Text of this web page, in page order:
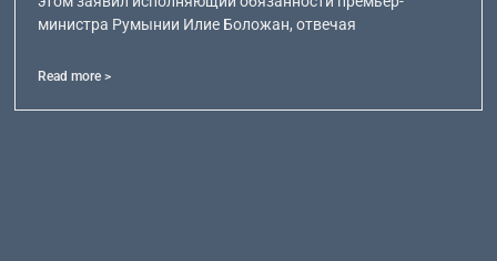
министра Румынии Илие Боложан, отвечая
Read more >